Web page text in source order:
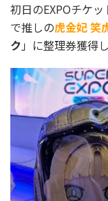
初日のEXPOチケ
で推しの虎金妃 笑
ク 」に整理券獲得